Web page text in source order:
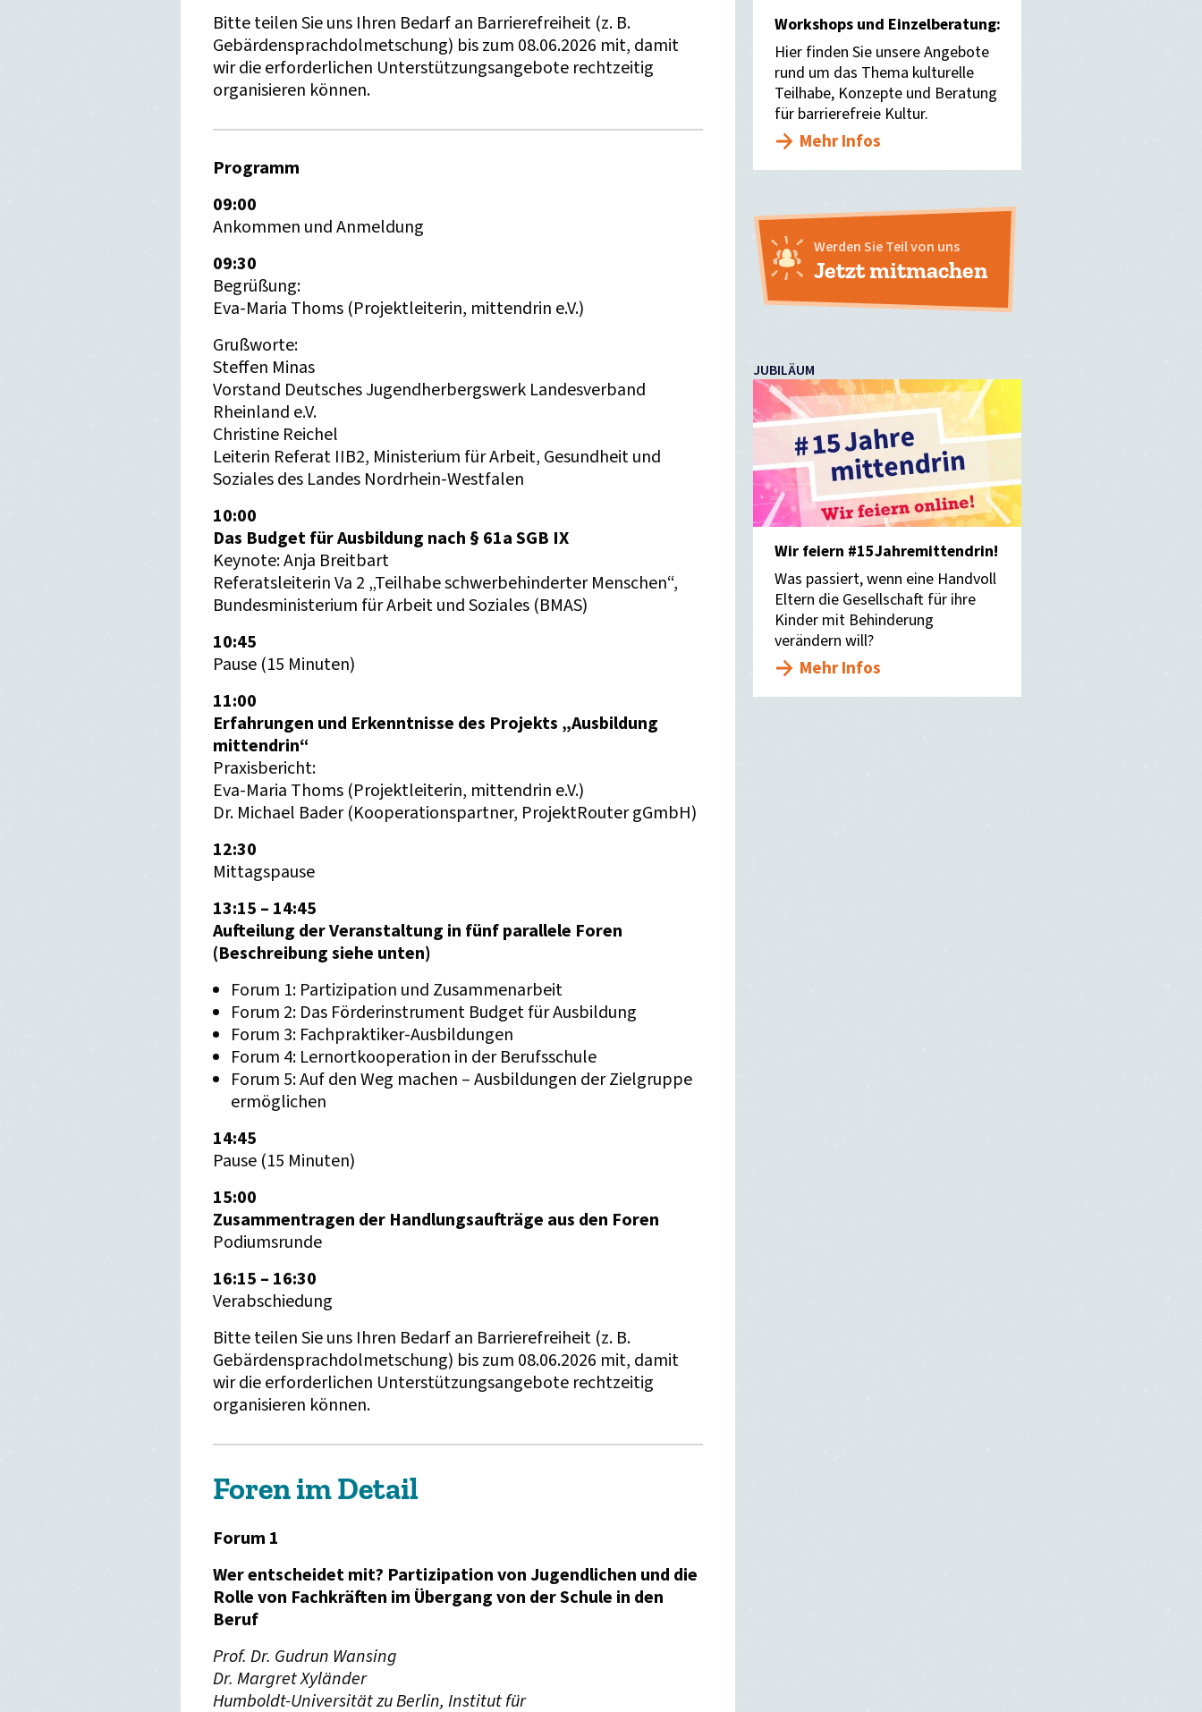
Bitte teilen Sie uns Ihren Bedarf an Barrierefreiheit (z. B.
Gebärdensprachdolmetschung) bis zum 08.06.2026 mit, damit
wir die erforderlichen Unterstützungsangebote rechtzeitig
organisieren können.
Programm
09:00
Ankommen und Anmeldung
09:30
Begrüßung:
Eva-Maria Thoms (Projektleiterin, mittendrin e.V.)
Grußworte:
Steffen Minas
Vorstand Deutsches Jugendherbergswerk Landesverband
Rheinland e.V.
Christine Reichel
Leiterin Referat IIB2, Ministerium für Arbeit, Gesundheit und
Soziales des Landes Nordrhein-Westfalen
10:00
Das Budget für Ausbildung nach § 61a SGB IX
Keynote: Anja Breitbart
Referatsleiterin Va 2 „Teilhabe schwerbehinderter Menschen“,
Bundesministerium für Arbeit und Soziales (BMAS)
10:45
Pause (15 Minuten)
11:00
Erfahrungen und Erkenntnisse des Projekts „Ausbildung
mittendrin“
Praxisbericht:
Eva-Maria Thoms (Projektleiterin, mittendrin e.V.)
Dr. Michael Bader (Kooperationspartner, ProjektRouter gGmbH)
12:30
Mittagspause
13:15 – 14:45
Aufteilung der Veranstaltung in fünf parallele Foren
(Beschreibung siehe unten)
Forum 1: Partizipation und Zusammenarbeit
Forum 2: Das Förderinstrument Budget für Ausbildung
Forum 3: Fachpraktiker-Ausbildungen
Forum 4: Lernortkooperation in der Berufsschule
Forum 5: Auf den Weg machen – Ausbildungen der Zielgruppe
ermöglichen
14:45
Pause (15 Minuten)
15:00
Zusammentragen der Handlungsaufträge aus den Foren
Podiumsrunde
16:15 – 16:30
Verabschiedung
Bitte teilen Sie uns Ihren Bedarf an Barrierefreiheit (z. B.
Gebärdensprachdolmetschung) bis zum 08.06.2026 mit, damit
wir die erforderlichen Unterstützungsangebote rechtzeitig
organisieren können.
Foren im Detail
Forum 1
Wer entscheidet mit? Partizipation von Jugendlichen und die
Rolle von Fachkräften im Übergang von der Schule in den
Beruf
Prof. Dr. Gudrun Wansing
Dr. Margret Xyländer
Humboldt-Universität zu Berlin, Institut für
Workshops und Einzelberatung:
Hier finden Sie unsere Angebote
rund um das Thema kulturelle
Teilhabe, Konzepte und Beratung
für barrierefreie Kultur.
Mehr Infos
Werden Sie Teil von uns
Jetzt mitmachen
JUBILÄUM
Wir feiern #15Jahremittendrin!
Was passiert, wenn eine Handvoll
Eltern die Gesellschaft für ihre
Kinder mit Behinderung
verändern will?
Mehr Infos